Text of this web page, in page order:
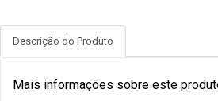
Descrição do Produto
Mais informações sobre este